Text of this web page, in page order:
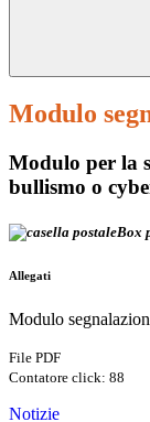
Modulo
Modulo per la
bullismo o
Box
Allegati
Modulo
File PDF
Contatore click: 88
Notizie